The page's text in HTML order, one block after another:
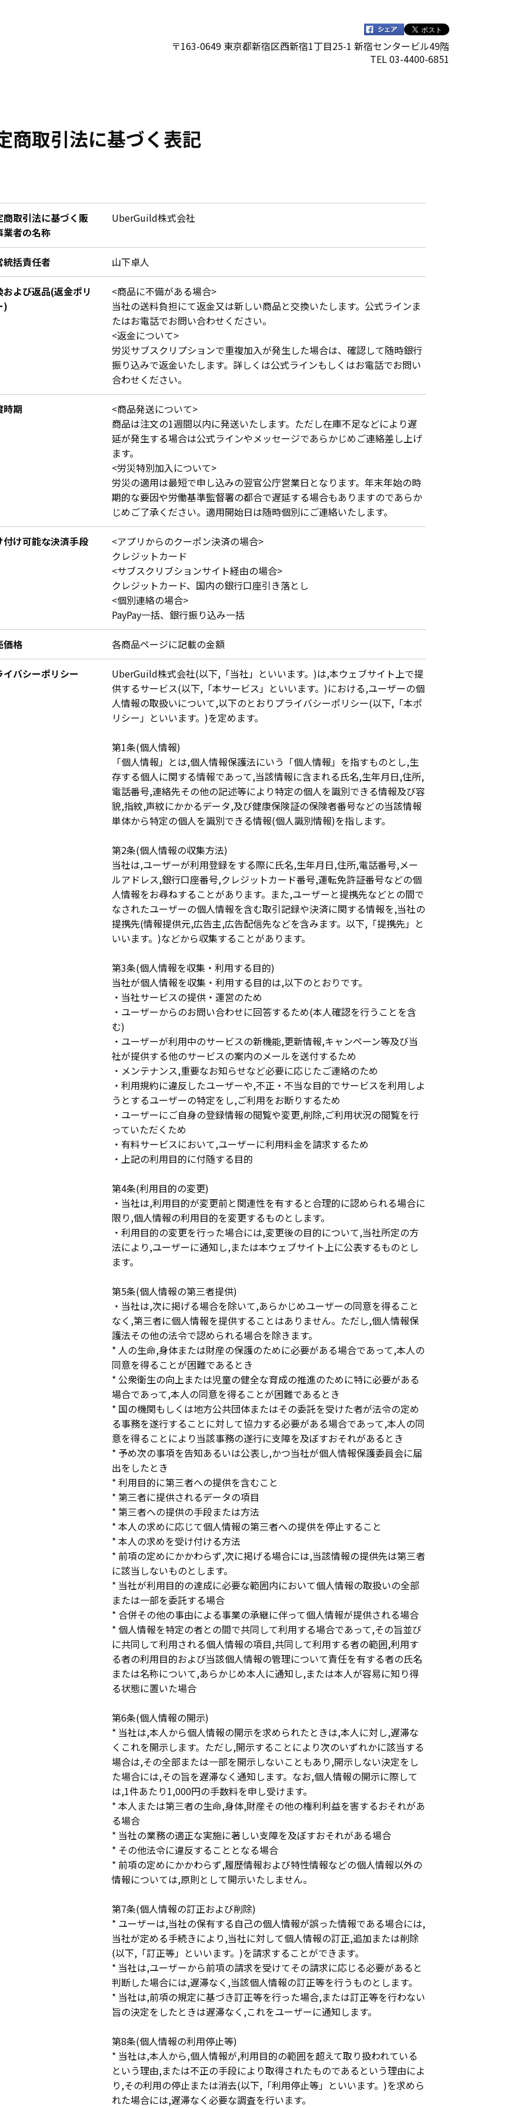
〒163-0649 東京都新宿区西新宿1丁目25-1 新宿センタービル49階
TEL 03-4400-6851
商取引法に基づく表記
商取引法に基づく販
業者の名称
UberGuild株式会社
統括責任者 山下卓人
および返品(返金ポリ
)
<商品に不備がある場合>
当社の送料負担にて返金又は新しい商品と交換いたします。公式ラインま
たはお電話でお問い合わせください。
<返金について>
労災サブスクリプションで重複加入が発生した場合は、確認して随時銀行
振り込みで返金いたします。詳しくは公式ラインもしくはお電話でお問い
合わせください。
時期
<商品発送について>
商品は注文の1週間以内に発送いたします。ただし在庫不足などにより遅
延が発生する場合は公式ラインやメッセージであらかじめご連絡差し上げ
ます。
<労災特別加入について>
労災の適用は最短で申し込みの翌官公庁営業日となります。年末年始の時
期的な要因や労働基準監督署の都合で遅延する場合もありますのであらか
じめご了承ください。適用開始日は随時個別にご連絡いたします。
付け可能な決済手段
<アプリからのクーポン決済の場合>
クレジットカード
<サブスクリブションサイト経由の場合>
クレジットカード、国内の銀行口座引き落とし
<個別連絡の場合>
PayPay一括、銀行振り込み一括
価格 各商品ページに記載の金額
イバシーポリシー
UberGuild株式会社(以下,「当社」といいます。)は,本ウェブサイト上で提
供するサービス(以下,「本サービス」といいます。)における,ユーザーの個
人情報の取扱いについて,以下のとおりプライバシーポリシー(以下,「本ポ
リシー」といいます。)を定めます。
第1条(個人情報)
「個人情報」とは,個人情報保護法にいう「個人情報」を指すものとし,生
存する個人に関する情報であって,当該情報に含まれる氏名,生年月日,住所,
電話番号,連絡先その他の記述等により特定の個人を識別できる情報及び容
貌,指紋,声紋にかかるデータ,及び健康保険証の保険者番号などの当該情報
単体から特定の個人を識別できる情報(個人識別情報)を指します。
第2条(個人情報の収集方法)
当社は,ユーザーが利用登録をする際に氏名,生年月日,住所,電話番号,メー
ルアドレス,銀行口座番号,クレジットカード番号,運転免許証番号などの個
人情報をお尋ねすることがあります。また,ユーザーと提携先などとの間で
なされたユーザーの個人情報を含む取引記録や決済に関する情報を,当社の
提携先(情報提供元,広告主,広告配信先などを含みます。以下,「提携先」と
いいます。)などから収集することがあります。
第3条(個人情報を収集・利用する目的)
当社が個人情報を収集・利用する目的は,以下のとおりです。
・当社サービスの提供・運営のため
・ユーザーからのお問い合わせに回答するため(本人確認を行うことを含
む)
・ユーザーが利用中のサービスの新機能,更新情報,キャンペーン等及び当
社が提供する他のサービスの案内のメールを送付するため
・メンテナンス,重要なお知らせなど必要に応じたご連絡のため
・利用規約に違反したユーザーや,不正・不当な目的でサービスを利用しよ
うとするユーザーの特定をし,ご利用をお断りするため
・ユーザーにご自身の登録情報の閲覧や変更,削除,ご利用状況の閲覧を行
っていただくため
・有料サービスにおいて,ユーザーに利用料金を請求するため
・上記の利用目的に付随する目的
第4条(利用目的の変更)
・当社は,利用目的が変更前と関連性を有すると合理的に認められる場合に
限り,個人情報の利用目的を変更するものとします。
・利用目的の変更を行った場合には,変更後の目的について,当社所定の方
法により,ユーザーに通知し,または本ウェブサイト上に公表するものとし
ます。
第5条(個人情報の第三者提供)
・当社は,次に掲げる場合を除いて,あらかじめユーザーの同意を得ること
なく,第三者に個人情報を提供することはありません。ただし,個人情報保
護法その他の法令で認められる場合を除きます。
* 人の生命,身体または財産の保護のために必要がある場合であって,本人の
同意を得ることが困難であるとき
* 公衆衛生の向上または児童の健全な育成の推進のために特に必要がある
場合であって,本人の同意を得ることが困難であるとき
* 国の機関もしくは地方公共団体またはその委託を受けた者が法令の定め
る事務を遂行することに対して協力する必要がある場合であって,本人の同
意を得ることにより当該事務の遂行に支障を及ぼすおそれがあるとき
* 予め次の事項を告知あるいは公表し,かつ当社が個人情報保護委員会に届
出をしたとき
* 利用目的に第三者への提供を含むこと
* 第三者に提供されるデータの項目
* 第三者への提供の手段または方法
* 本人の求めに応じて個人情報の第三者への提供を停止すること
* 本人の求めを受け付ける方法
* 前項の定めにかかわらず,次に掲げる場合には,当該情報の提供先は第三者
に該当しないものとします。
* 当社が利用目的の達成に必要な範囲内において個人情報の取扱いの全部
または一部を委託する場合
* 合併その他の事由による事業の承継に伴って個人情報が提供される場合
* 個人情報を特定の者との間で共同して利用する場合であって,その旨並び
に共同して利用される個人情報の項目,共同して利用する者の範囲,利用す
る者の利用目的および当該個人情報の管理について責任を有する者の氏名
または名称について,あらかじめ本人に通知し,または本人が容易に知り得
る状態に置いた場合
第6条(個人情報の開示)
* 当社は,本人から個人情報の開示を求められたときは,本人に対し,遅滞な
くこれを開示します。ただし,開示することにより次のいずれかに該当する
場合は,その全部または一部を開示しないこともあり,開示しない決定をし
た場合には,その旨を遅滞なく通知します。なお,個人情報の開示に際して
は,1件あたり1,000円の手数料を申し受けます。
* 本人または第三者の生命,身体,財産その他の権利利益を害するおそれがあ
る場合
* 当社の業務の適正な実施に著しい支障を及ぼすおそれがある場合
* その他法令に違反することとなる場合
* 前項の定めにかかわらず,履歴情報および特性情報などの個人情報以外の
情報については,原則として開示いたしません。
第7条(個人情報の訂正および削除)
* ユーザーは,当社の保有する自己の個人情報が誤った情報である場合には,
当社が定める手続きにより,当社に対して個人情報の訂正,追加または削除
(以下,「訂正等」といいます。)を請求することができます。
* 当社は,ユーザーから前項の請求を受けてその請求に応じる必要があると
判断した場合には,遅滞なく,当該個人情報の訂正等を行うものとします。
* 当社は,前項の規定に基づき訂正等を行った場合,または訂正等を行わない
旨の決定をしたときは遅滞なく,これをユーザーに通知します。
第8条(個人情報の利用停止等)
* 当社は,本人から,個人情報が,利用目的の範囲を超えて取り扱われている
という理由,または不正の手段により取得されたものであるという理由によ
り,その利用の停止または消去(以下,「利用停止等」といいます。)を求めら
れた場合には,遅滞なく必要な調査を行います。